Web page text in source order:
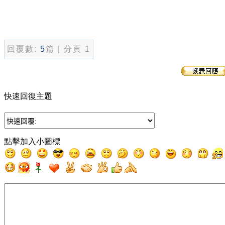
回覆數: 5篇 | 分頁 1
快速回復主題
點擊加入小圖標